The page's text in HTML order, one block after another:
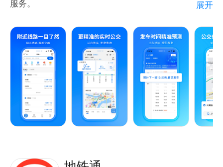
服务。
【产品介绍】
实时公交
提供精准的实时车辆位置、到站时间、停靠站点等信
息，让“公交到哪了”心中有数，告别等车焦虑，从容出
行。
上/下车提醒
展开